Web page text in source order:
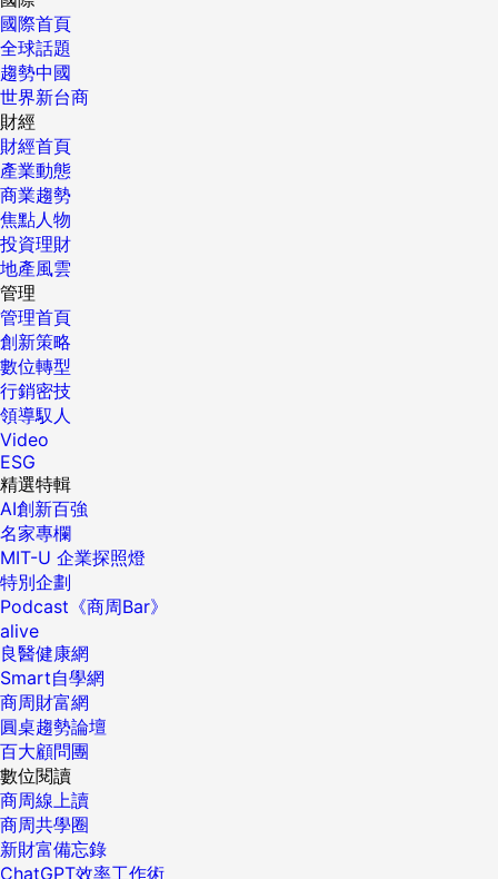
國際首頁
全球話題
趨勢中國
世界新台商
財經
財經首頁
產業動態
商業趨勢
焦點人物
投資理財
地產風雲
管理
管理首頁
創新策略
數位轉型
行銷密技
領導馭人
Video
ESG
精選特輯
AI創新百強
名家專欄
MIT-U 企業探照燈
特別企劃
Podcast《商周Bar》
alive
良醫健康網
Smart自學網
商周財富網
圓桌趨勢論壇
百大顧問團
數位閱讀
商周線上讀
商周共學圈
新財富備忘錄
ChatGPT效率工作術